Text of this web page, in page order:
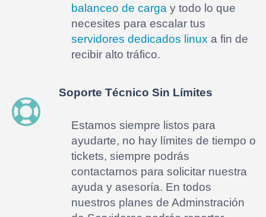
balanceo de cargay todo lo que
necesites para escalar tus
servidores dedicados linux a fin de
recibir alto tráfico.
Soporte Técnico Sin Límites
Estamos siempre listos para
ayudarte, no hay límites de tiempo o
tickets, siempre podrás
contactarnos para solicitar nuestra
ayuda y asesoría. En todos
nuestros planes de Adminstración